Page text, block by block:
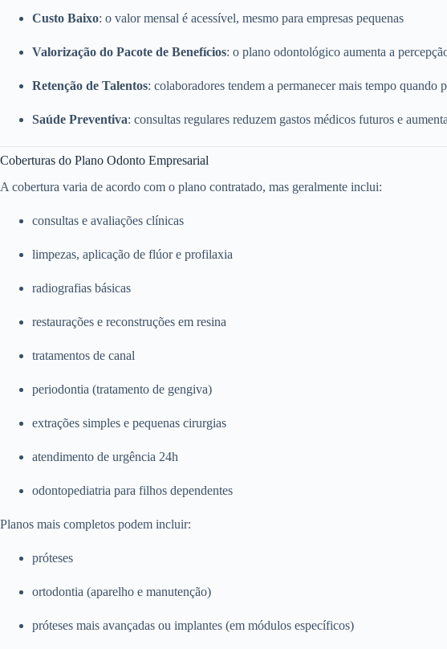
Custo Baixo: o valor mensal é acessível, mesmo para empresas pequenas
Valorização do Pacote de Benefícios: o plano odontológico aumenta a
Retenção de Talentos: colaboradores tendem a permanecer mais tempo quando
Saúde Preventiva: consultas regulares reduzem gastos médicos futuros e
Coberturas do Plano Odonto Empresarial
A cobertura varia de acordo com o plano contratado, mas geralmente inclui:
consultas e avaliações clínicas
limpezas, aplicação de flúor e profilaxia
radiografias básicas
restaurações e reconstruções em resina
tratamentos de canal
periodontia (tratamento de gengiva)
extrações simples e pequenas cirurgias
atendimento de urgência 24h
odontopediatria para filhos dependentes
Planos mais completos podem incluir:
próteses
ortodontia (aparelho e manutenção)
próteses mais avançadas ou implantes (em módulos específicos)